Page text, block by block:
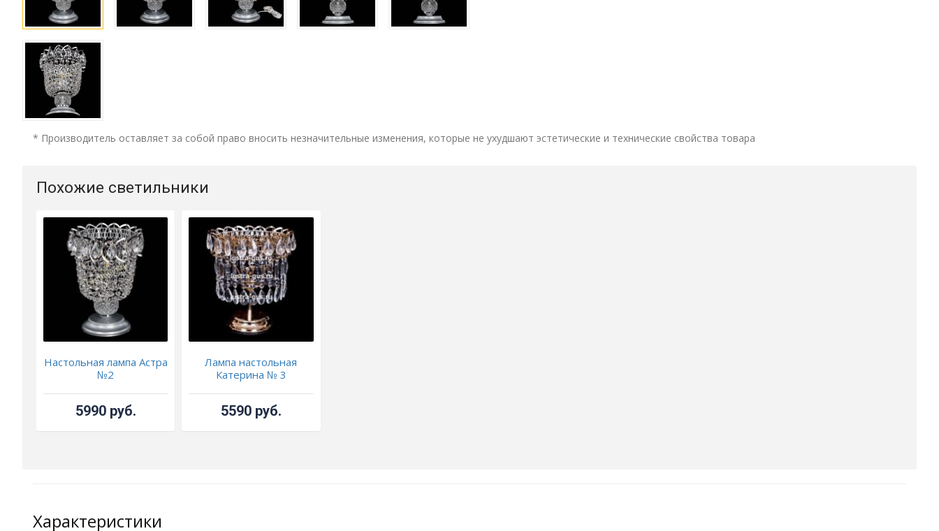
* Производитель оставляет за собой право вносить незначительные изменения, которые не ухудшают эстетические и технические свойства товара
Похожие светильники
Настольная лампа Астра
№2
5990 руб.
Лампа настольная
Катерина № 3
5590 руб.
Характеристики